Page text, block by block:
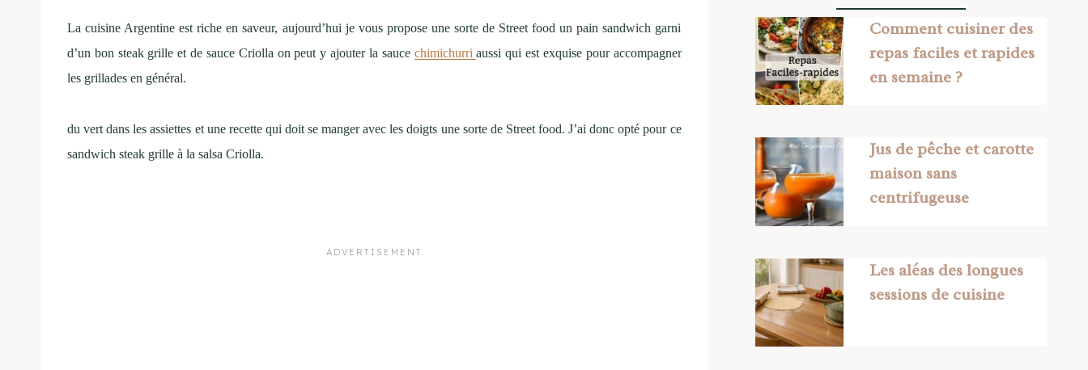
La cuisine Argentine est riche en saveur, aujourd’hui je vous propose une sorte de Street food un pain sandwich garni
d’un bon steak grille et de sauce Criolla on peut y ajouter la sauce chimichurriaussi qui est exquise pour accompagner
les grillades en général.
du vert dans les assiettes et une recette qui doit se manger avec les doigts une sorte de Street food. J’ai donc opté pour ce
sandwich steak grille à la salsa Criolla.
Comment cuisiner des
repas faciles et rapides
en semaine ?
Jus de pêche et carotte
maison sans
centrifugeuse
Les aléas des longues
sessions de cuisine